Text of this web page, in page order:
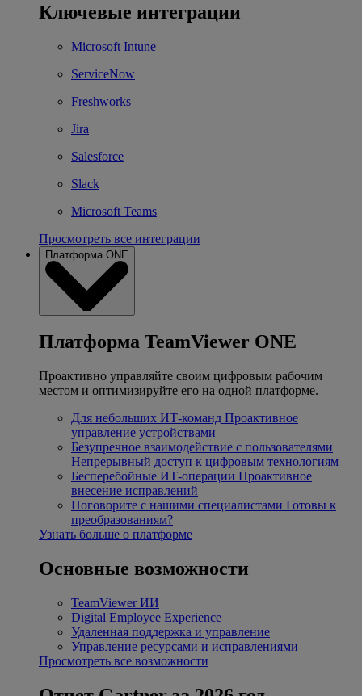
Ключевые интеграции
Microsoft Intune
ServiceNow
Freshworks
Jira
Salesforce
Slack
Microsoft Teams
Просмотреть все интеграции
Платформа ONE
Платформа TeamViewer ONE
Проактивно управляйте своим цифровым рабочим
местом и оптимизируйте его на одной платформе.
Для небольших ИТ-команд Проактивное
управление устройствами
Безупречное взаимодействие с пользователями
Непрерывный доступ к цифровым технологиям
Бесперебойные ИТ-операции Проактивное
внесение исправлений
Поговорите с нашими специалистами Готовы к
преобразованиям?
Узнать больше о платформе
Основные возможности
TeamViewer ИИ
Digital Employee Experience
Удаленная поддержка и управление
Управление ресурсами и исправлениями
Просмотреть все возможности